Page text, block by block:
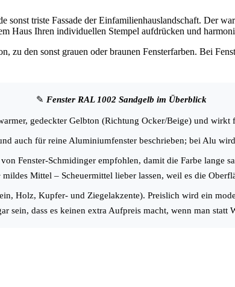
sonst triste Fassade der Einfamilienhauslandschaft. Der
Haus Ihren individuellen Stempel aufdrücken und
zu den sonst grauen oder braunen Fensterfarben. Bei
✎ Fenster RAL 1002 Sandgelb im Überblick
gedeckter Gelbton (Richtung Ocker/Beige) und
auch für reine Aluminiumfenster beschrieben; bei Alu
Fenster-Schmidinger empfohlen, damit die Farbe lange
mildes Mittel – Scheuermittel lieber lassen, weil es die
Holz, Kupfer- und Ziegelakzente). Preislich wird ein
sein, dass es keinen extra Aufpreis macht, wenn man statt